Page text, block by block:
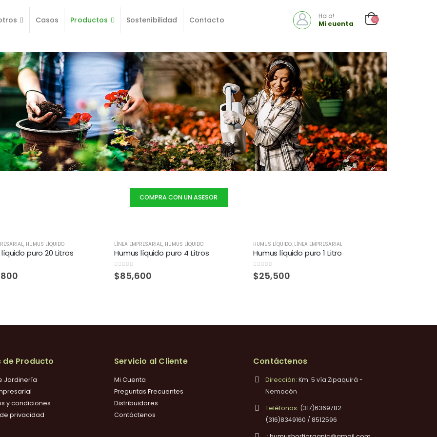
Casos Productos Sostenibilidad Contacto Hola!
Mi cuenta
, HUMUS LÍQUIDO
puro 20 Litros
COMPRA CON UN ASESOR
LÍNEA EMPRESARIAL, HUMUS LÍQUIDO
Humus líquido puro 4 Litros
0out of 5
$85,600
HUMUS LÍQUIDO, LÍNEA EMPRESARIAL
Humus líquido puro 1 Litro
0out of 5
$25,500
de Producto
Jardinería
y condiciones
privacidad
Servicio al Cliente
Mi Cuenta
Preguntas Frecuentes
Distribuidores
Contáctenos
Contáctenos
Dirección: Km. 5 vía Zipaquirá -
Nemocón
Teléfonos: (317)6369782 -
(316)8349160 / 8512596